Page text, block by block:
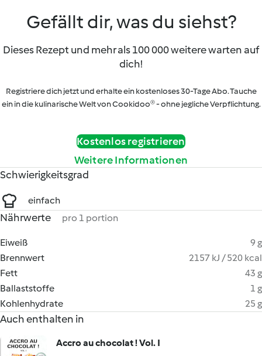
Gefällt dir, was du siehst?
Dieses Rezept und mehr als 100 000 weitere warten auf
dich!
Registriere dich jetzt und erhalte ein kostenloses 30-Tage Abo. Tauche
ein in die kulinarische Welt von Cookidoo® - ohne jegliche Verpflichtung.
Kostenlos registrieren
Weitere Informationen
Schwierigkeitsgrad
einfach
Nährwerte pro 1 portion
Eiweiß
9 g
Brennwert
2157 kJ / 520 kcal
Fett
43 g
Ballaststoffe
1 g
Kohlenhydrate
25 g
Auch enthalten in
Accro au chocolat ! Vol. I